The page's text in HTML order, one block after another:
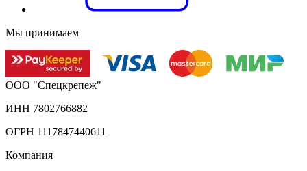
Мы принимаем
ООО "Спецкрепеж"
ИНН 7802766882
ОГРН 1117847440611
Компания